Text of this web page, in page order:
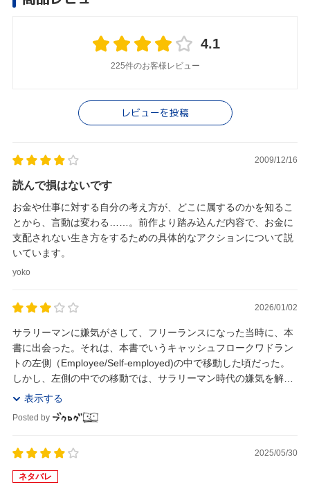
4.1
225件のお客様レビュー
レビューを投稿
2009/12/16
読んで損はないです
お金や仕事に対する自分の考え方が、どこに属するのかを知るこ
とから、言動は変わる……。前作より踏み込んだ内容で、お金に
支配されない生き方をするための具体的なアクションについて説
いています。
yoko
2026/01/02
サラリーマンに嫌気がさして、フリーランスになった当時に、本
書に出会った。それは、本書でいうキャッシュフロークワドラン
トの左側（Employee/Self-employed)の中で移動した頃だった。
しかし、左側の中での移動では、サラリーマン時代の嫌気を解消
することはできなかった。本...
表示する
Posted by
2025/05/30
ネタバレ